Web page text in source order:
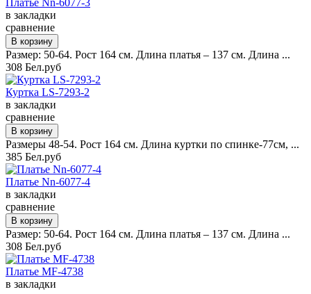
Платье Nn-6077-3
в закладки
сравнение
Размер: 50-64. Рост 164 см. Длина платья – 137 см. Длина ...
308 Бел.руб
Куртка LS-7293-2
в закладки
сравнение
Размеры 48-54. Рост 164 см. Длина куртки по спинке-77см, ...
385 Бел.руб
Платье Nn-6077-4
в закладки
сравнение
Размер: 50-64. Рост 164 см. Длина платья – 137 см. Длина ...
308 Бел.руб
Платье MF-4738
в закладки